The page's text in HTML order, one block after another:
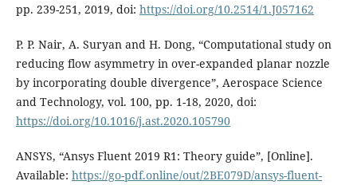
pp. 239-251, 2019, doi: https://doi.org/10.2514/1.J057162
P. P. Nair, A. Suryan and H. Dong, “Computational study on
reducing flow asymmetry in over-expanded planar nozzle
by incorporating double divergence”, Aerospace Science
and Technology, vol. 100, pp. 1-18, 2020, doi:
https://doi.org/10.1016/j.ast.2020.105790
ANSYS, “Ansys Fluent 2019 R1: Theory guide”, [Online].
Available: https://go-pdf.online/out/2BE079D/ansys-fluent-